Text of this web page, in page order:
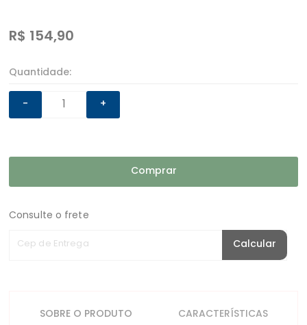
R$ 154,90
Quantidade:
-
+
Comprar
Consulte o frete
Cep de Entrega Calcular
SOBRE O PRODUTO CARACTERÍSTICAS